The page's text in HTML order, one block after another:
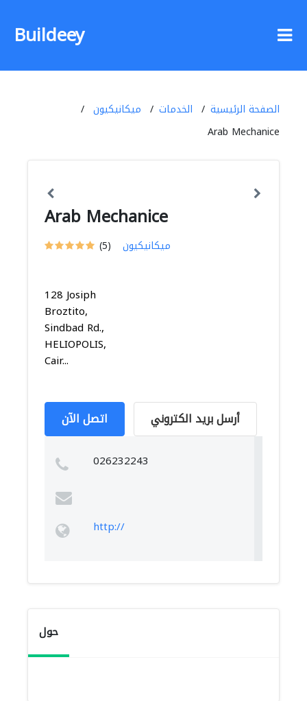
Buildeey
الصفحة الرئيسية الخدمات
ميكانيكيون
Arab Mechanice
Arab Mechanice
(5) ميكانيكيون
128 Josiph
Broztito,
Sindbad Rd.,
HELIOPOLIS,
Cair...
اتصل الآن أرسل بريد الكتروني
026232243
http://
حول